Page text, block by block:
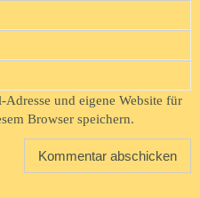
und eigene Website für
Browser speichern.